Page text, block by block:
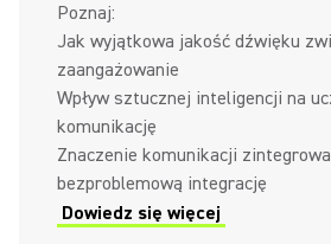
Poznaj:
Jak wyjątkowa jakość dźwięku
zaangażowanie
Wpływ sztucznej inteligencji na
komunikację
Znaczenie komunikacji
bezproblemową integrację
Dowiedz się więcej